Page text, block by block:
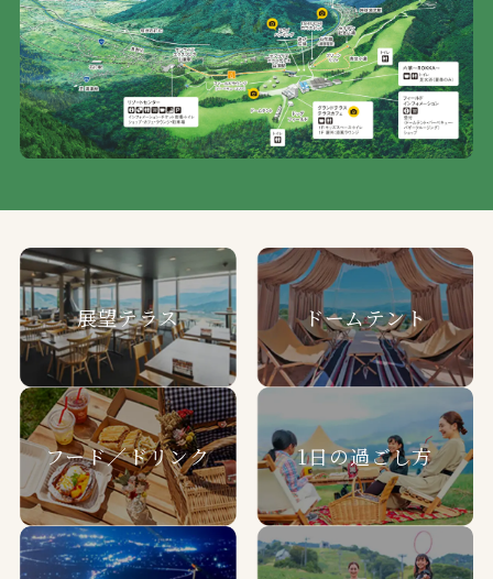
展望テラス ドームテント
フード／ドリンク 1日の過ごし方